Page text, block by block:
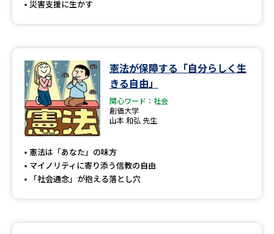
災害支援に生かす
憲法が保障する「自分らしく生
きる自由」
関心ワード：社会
創価大学
山本 和弘 先生
憲法は「あなた」の味方
マイノリティに寄り添う信教の自由
「社会通念」が抱える落とし穴